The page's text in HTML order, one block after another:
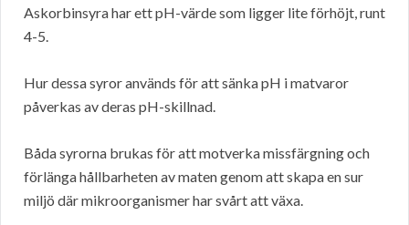
Askorbinsyra har ett pH-värde som ligger lite förhöjt, runt
4-5.
Hur dessa syror används för att sänka pH i matvaror
påverkas av deras pH-skillnad.
Båda syrorna brukas för att motverka missfärgning och
förlänga hållbarheten av maten genom att skapa en sur
miljö där mikroorganismer har svårt att växa.